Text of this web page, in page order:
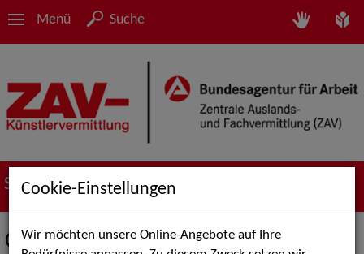
Menü Suche
Suche nach Künstler*innen
Caroline Pischel
Cookie-Einstellungen
Wir möchten unsere Online-Angebote auf Ihre